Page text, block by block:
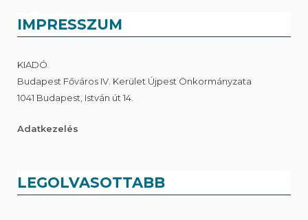
IMPRESSZUM
KIADÓ
Budapest Főváros IV. Kerület Újpest Önkormányzata
1041 Budapest, István út 14.
Adatkezelés
LEGOLVASOTTABB